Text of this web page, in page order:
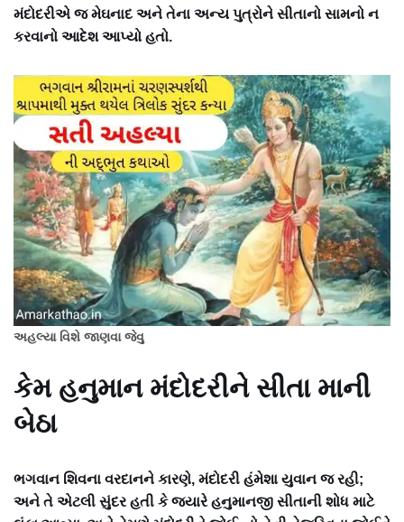
મંદોદરીએ જ મેઘનાદ અને તેના અન્ય પુત્રોને સીતાનો સામનો ન
કરવાનો આદેશ આપ્યો હતો.
અહલ્યા વિશે જાણવા જેવુ
કેમ હનુમાન મંદોદરીને સીતા માની
બેઠા
ભગવાન શિવના વરદાનને કારણે, મંદોદરી હંમેશા યુવાન જ રહી;
અને તે એટલી સુંદર હતી કે જ્યારે હનુમાનજી સીતાની શોધ માટે